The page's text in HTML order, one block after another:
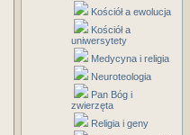
Kościół a ewolucja
Kościół a
uniwersytety
Medycyna i religia
Neuroteologia
Pan Bóg i
zwierzęta
Religia i geny